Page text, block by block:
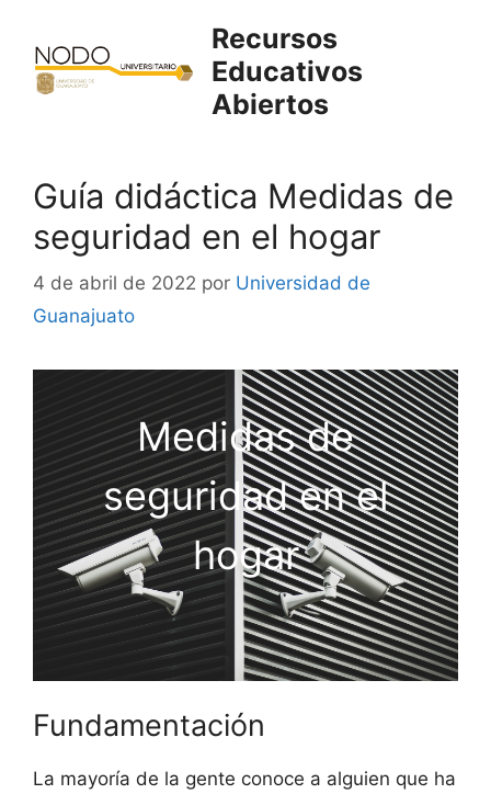
contenido
Recursos
Educativos
Abiertos
Guía didáctica Medidas de
seguridad en el hogar
4 de abril de 2022 por Universidad de
Guanajuato
Medidas de
seguridad en el
hogar
Fundamentación
La mayoría de la gente conoce a alguien que ha